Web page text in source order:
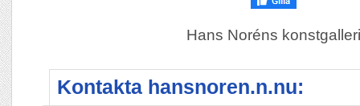
Hans Noréns konstgalleri
Kontakta hansnoren.n.nu: